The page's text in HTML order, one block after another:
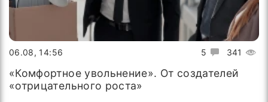
5 341
06.08, 14:56
«Комфортное увольнение». От создателей
«отрицательного роста»